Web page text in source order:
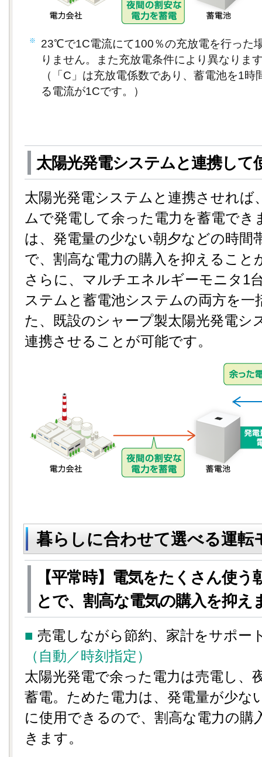
※
23℃で1C電流にて100％の充放電を行った
りません。また充放電条件により異なりま
（「C」は充放電係数であり、蓄電池を1
る電流が1Cです。）
太陽光発電システムと連携して
太陽光発電システムと連携させれば
ムで発電して余った電力を蓄電でき
は、発電量の少ない朝夕などの時間
で、割高な電力の購入を抑えること
さらに、マルチエネルギーモニタ1
ステムと蓄電池システムの両方を一
た、既設のシャープ製太陽光発電シ
連携させることが可能です。
暮らしに合わせて選べる運転
【平常時】電気をたくさん使
とで、割高な電気の購入を抑え
■ 売電しながら節約、家計をサポー
（自動／時刻指定）
太陽光発電で余った電力は売電し、
蓄電。ためた電力は、発電量が少な
に使用できるので、割高な電力の購
きます。